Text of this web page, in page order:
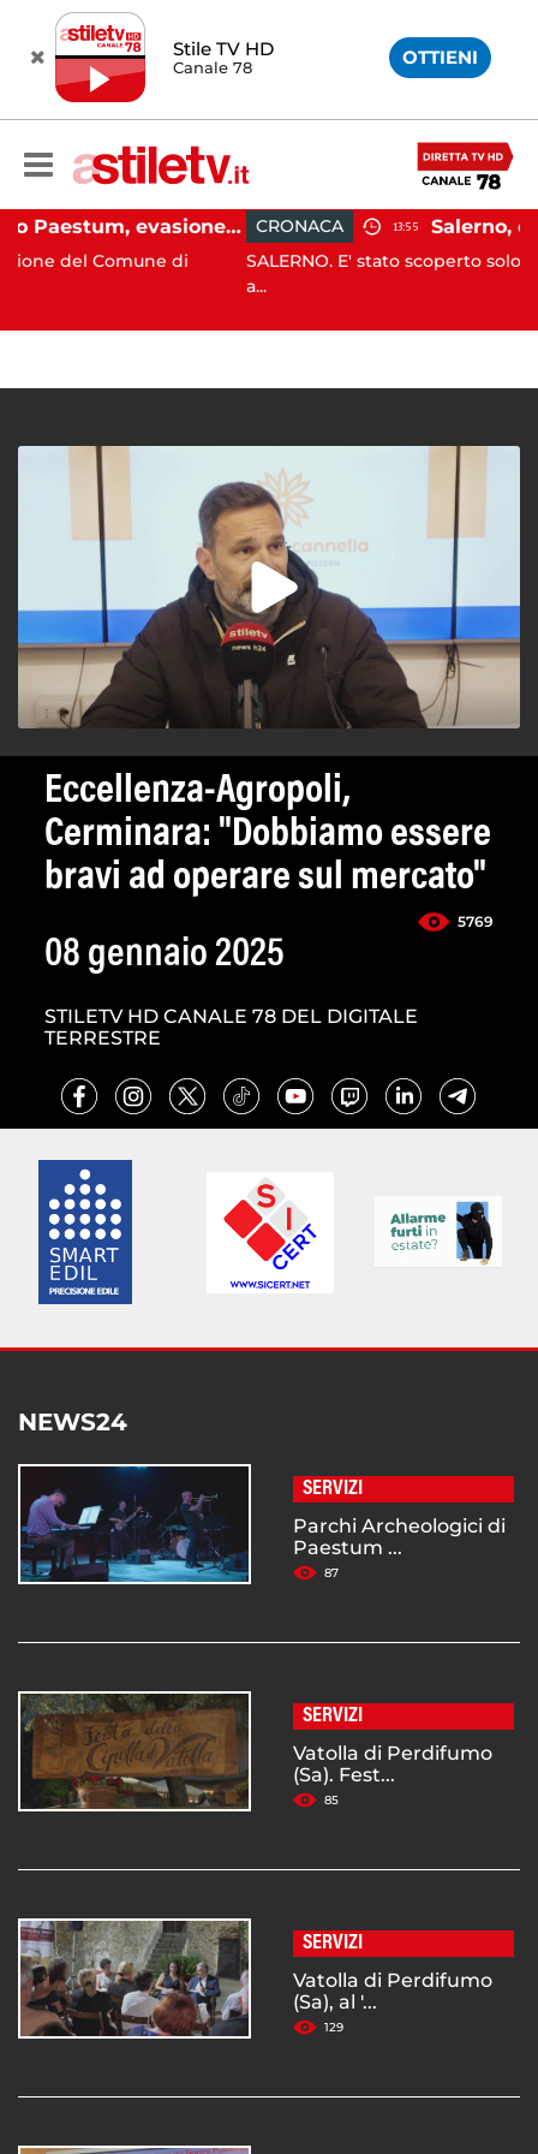
Stile TV HD
Canale 78 OTTIENI
Capaccio Paestum, evasione tassa di soggiorno: scoperte 49 strutture fantasma, elevate 132 sanzioni
di
CRONACA 13:55
SALERNO. E' stato scoperto solo all'alba, ma
Eccellenza-Agropoli,
Cerminara: "Dobbiamo essere
bravi ad operare sul mercato"
5769
08 gennaio 2025
STILETV HD CANALE 78 DEL DIGITALE
TERRESTRE
NEWS24
SERVIZI
Parchi Archeologici di
Paestum ...
87
SERVIZI
Vatolla di Perdifumo
(Sa). Fest...
85
SERVIZI
Vatolla di Perdifumo
(Sa), al '...
129